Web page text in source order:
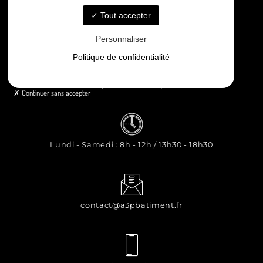
Contact
Lundi - Samedi : 8h - 12h / 13h30 - 18h30
contact@a3pbatiment.fr
Tout accepter
Personnaliser
Politique de confidentialité
Continuer sans accepter